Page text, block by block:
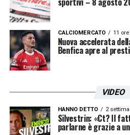
la rosa di Sarri.
Calciomercato Lazio
aggiornamenti sulle
biancocelesti! Le ultime
CALCIOMERCATO 11
Nuova accelerata
Benfica apre al
VIDEO
HANNO DETTO 2
Silvestrin: «Ct? Il
parlarne è grazie a